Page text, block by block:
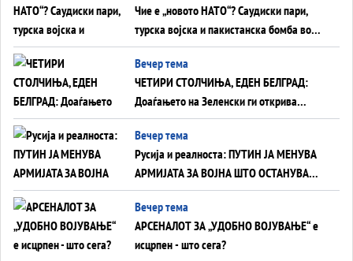
Чие е „новото НАТО“? Саудиски пари,
турска војска и пакистанска бомба во
служба на Америка - или ќе стане
сувишна?
Вечер тема
ЧЕТИРИ СТОЛЧИЊА, ЕДЕН БЕЛГРАД:
Доаѓањето на Зеленски ги открива
тајните на политиката на балансирање
на Вучиќ
Вечер тема
Русија и реалноста: ПУТИН ЈА МЕНУВА
АРМИЈАТА ЗА ВОЈНА ШТО ОСТАНУВА
БЕЗ ФРОНТ
Вечер тема
АРСЕНАЛОТ ЗА „УДОБНО ВОЈУВАЊЕ“ е
исцрпен - што сега?